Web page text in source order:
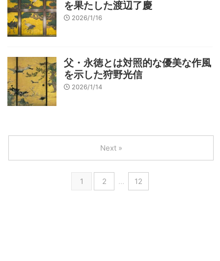
を果たした渡辺了慶
2026/1/16
父・永徳とは対照的な優美な作風
を示した狩野光信
2026/1/14
1 2 … 12
Next »